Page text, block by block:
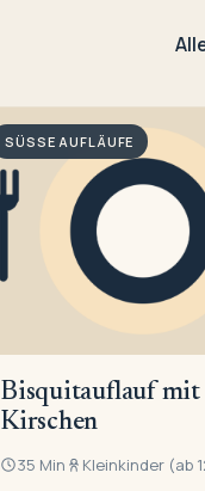
SÜSSE AUFLÄUFE
Bisquitauflauf mit
Kirschen
35 Min Kleinkinder (ab